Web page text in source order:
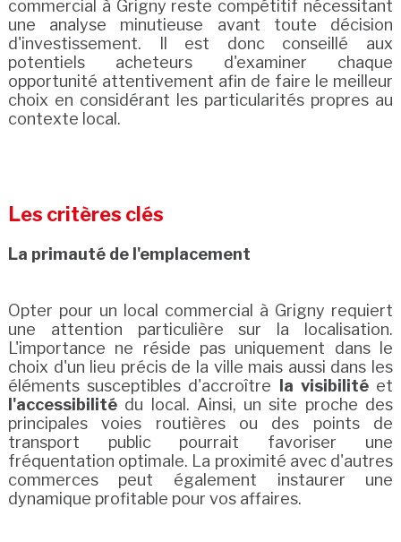
commercial à Grigny reste compétitif nécessitant
une analyse minutieuse avant toute décision
d'investissement. Il est donc conseillé aux
potentiels acheteurs d'examiner chaque
opportunité attentivement afin de faire le meilleur
choix en considérant les particularités propres au
contexte local.
Les critères clés
La primauté de l'emplacement
Opter pour un local commercial à Grigny requiert
une attention particulière sur la localisation.
L'importance ne réside pas uniquement dans le
choix d'un lieu précis de la ville mais aussi dans les
éléments susceptibles d'accroître
la visibilitéet
l'accessibilitédu local. Ainsi, un site proche des
principales voies routières ou des points de
transport public pourrait favoriser une
fréquentation optimale. La proximité avec d'autres
commerces peut également instaurer une
dynamique profitable pour vos affaires.